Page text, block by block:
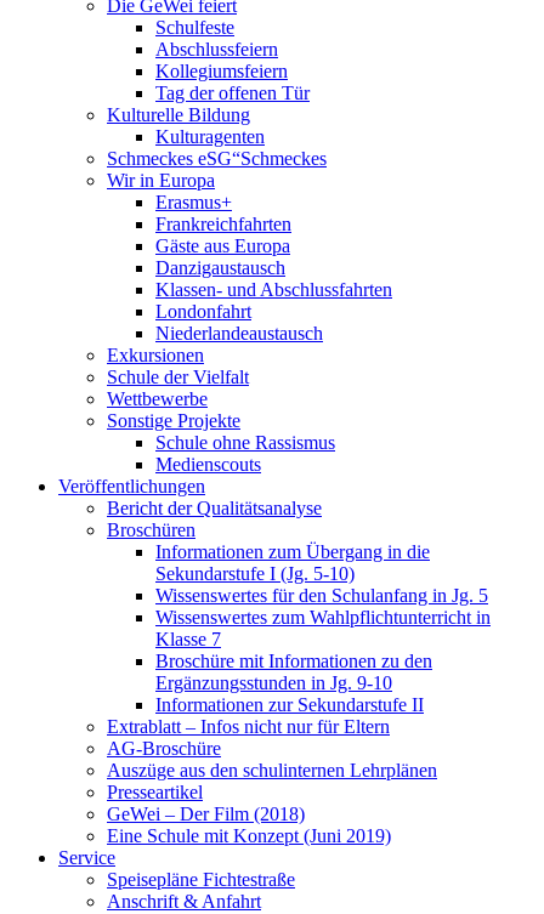
Die GeWei feiert
Schulfeste
Abschlussfeiern
Kollegiumsfeiern
Tag der offenen Tür
Kulturelle Bildung
Kulturagenten
Schmeckes eSG“Schmeckes
Wir in Europa
Erasmus+
Frankreichfahrten
Gäste aus Europa
Danzigaustausch
Klassen- und Abschlussfahrten
Londonfahrt
Niederlandeaustausch
Exkursionen
Schule der Vielfalt
Wettbewerbe
Sonstige Projekte
Schule ohne Rassismus
Medienscouts
Veröffentlichungen
Bericht der Qualitätsanalyse
Broschüren
Informationen zum Übergang in die
Sekundarstufe I (Jg. 5-10)
Wissenswertes für den Schulanfang in Jg. 5
Wissenswertes zum Wahlpflichtunterricht in
Klasse 7
Broschüre mit Informationen zu den
Ergänzungsstunden in Jg. 9-10
Informationen zur Sekundarstufe II
Extrablatt – Infos nicht nur für Eltern
AG-Broschüre
Auszüge aus den schulinternen Lehrplänen
Presseartikel
GeWei – Der Film (2018)
Eine Schule mit Konzept (Juni 2019)
Service
Speisepläne Fichtestraße
Anschrift & Anfahrt